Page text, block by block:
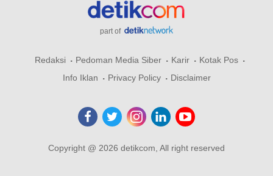
part of
Redaksi Pedoman Media Siber Karir
Kotak Pos
Info Iklan
Privacy Policy Disclaimer
Copyright @ 2026 detikcom, All right reserved